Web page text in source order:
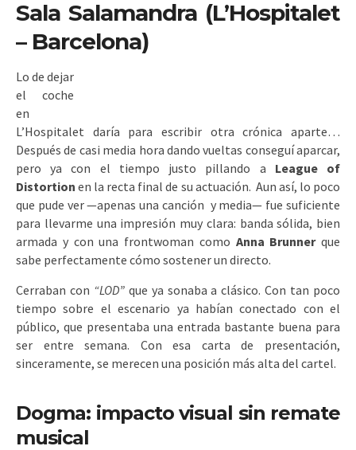
Sala Salamandra (L’Hospitalet
– Barcelona)
Lo de dejar
el coche
en
L’Hospitalet daría para escribir otra crónica aparte…
Después de casi media hora dando vueltas conseguí aparcar,
pero ya con el tiempo justo pillando a League of
Distortion en la recta final de su actuación. Aun así, lo poco
que pude ver —apenas una canción y media— fue suficiente
para llevarme una impresión muy clara: banda sólida, bien
armada y con una frontwoman como Anna Brunnerque
sabe perfectamente cómo sostener un directo.
Cerraban con “LOD”que ya sonaba a clásico. Con tan poco
tiempo sobre el escenario ya habían conectado con el
público, que presentaba una entrada bastante buena para
ser entre semana. Con esa carta de presentación,
sinceramente, se merecen una posición más alta del cartel.
Dogma: impacto visual sin remate
musical